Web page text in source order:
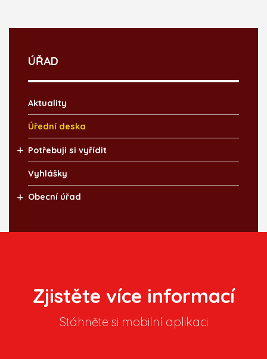
ÚŘAD
Aktuality
Úřední deska
Potřebuji si vyřídit
Vyhlášky
Obecní úřad
Zjistěte více informací
Stáhněte si mobilní aplikaci